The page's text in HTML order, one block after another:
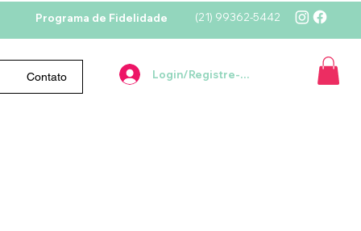
Programa de Fidelidade (21) 99362-5442
Contato Login/Registre-se